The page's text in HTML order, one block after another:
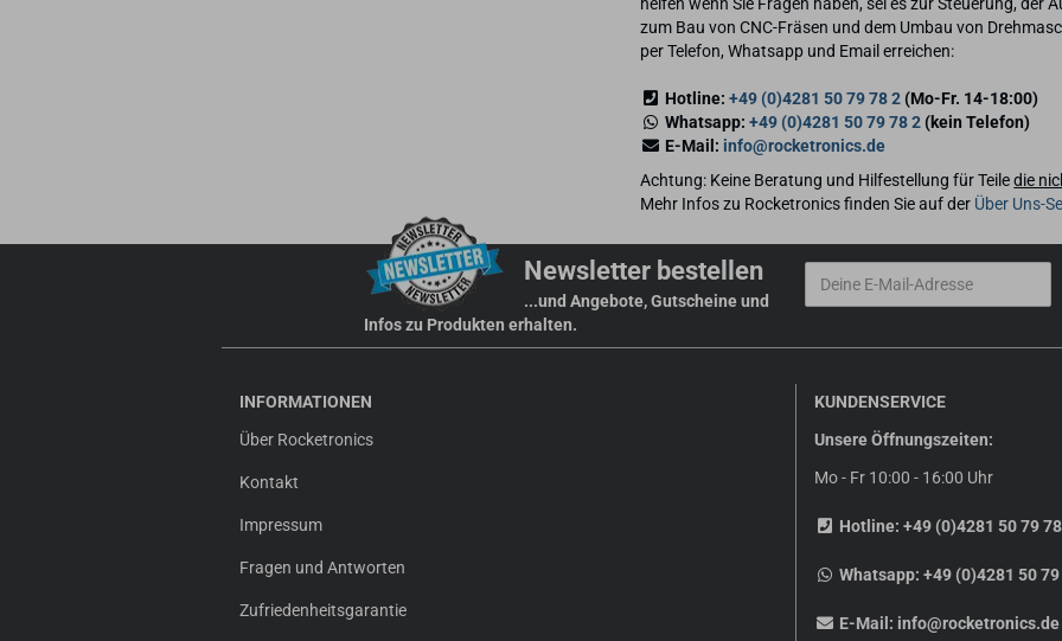
zum Bau von CNC-Fräsen und dem Umbau von
per Telefon, Whatsapp und Email erreichen:
Hotline: +49 (0)4281 50 79 78 2(Mo-Fr. 14-18:00)
Whatsapp: +49 (0)4281 50 79 78 2(kein Telefon)
E-Mail: info@rocketronics.de
Achtung: Keine Beratung und Hilfestellung für Teiledie
Mehr Infos zu Rocketronics finden Sie auf der Über Uns-
Newsletter bestellen
...und Angebote, Gutscheine und
Infos zu Produkten erhalten.
INFORMATIONEN
Über Rocketronics
Kontakt
Impressum
Fragen und Antworten
Zufriedenheitsgarantie
KUNDENSERVICE
Unsere Öffnungszeiten:
Mo - Fr 10:00 - 16:00 Uhr
Hotline: +49 (0)4281 50 79
Whatsapp: +49 (0)4281 50 79
E-Mail: info@rocketronics.de